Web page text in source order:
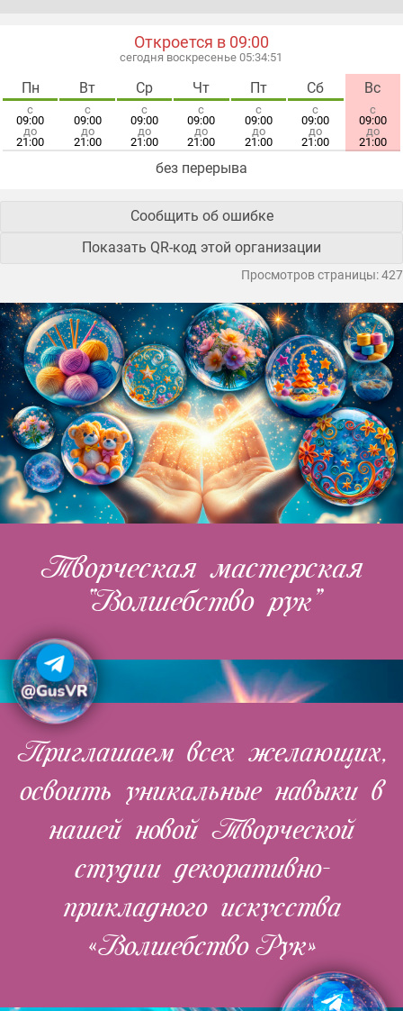
Откроется в 09:00
сегодня воскресенье 05:34:52
Пн
с
09:00
до
21:00
Вт
с
09:00
до
21:00
Ср
с
09:00
до
21:00
Чт
с
09:00
до
21:00
Пт
с
09:00
до
21:00
Сб
с
09:00
до
21:00
Вс
с
09:00
до
21:00
без перерыва
Сообщить об ошибке
Показать QR-код этой организации
Просмотров страницы: 427
Творческая мастерская
“Волшебство рук”
Приглашаем всех желающих,
освоить уникальные навыки в
нашей новой Творческой
студии декоративно-
прикладного искусства
«Волшебство Рук»